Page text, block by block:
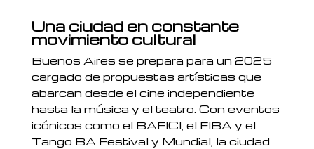
Una ciudad en constante
movimiento cultural
Buenos Aires se prepara para un 2025
cargado de propuestas artísticas que
abarcan desde el cine independiente
hasta la música y el teatro. Con eventos
icónicos como el BAFICI, el FIBA y el
Tango BA Festival y Mundial, la ciudad